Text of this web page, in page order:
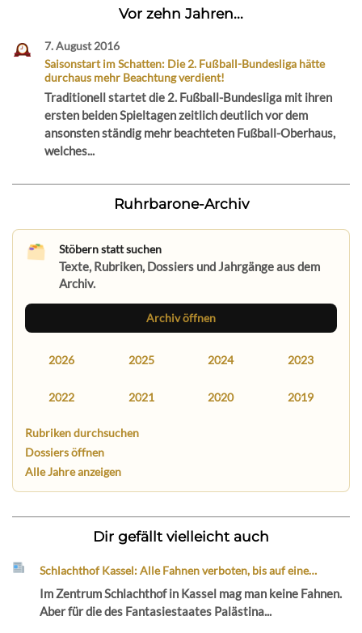
Vor zehn Jahren...
7. August 2016
Saisonstart im Schatten: Die 2. Fußball-Bundesliga hätte
durchaus mehr Beachtung verdient!
Traditionell startet die 2. Fußball-Bundesliga mit ihren
ersten beiden Spieltagen zeitlich deutlich vor dem
ansonsten ständig mehr beachteten Fußball-Oberhaus,
welches...
Ruhrbarone-Archiv
Stöbern statt suchen
Texte, Rubriken, Dossiers und Jahrgänge aus dem
Archiv.
Archiv öffnen
2026 2025 2024 2023
2022 2021 2020 2019
Rubriken durchsuchen
Dossiers öffnen
Alle Jahre anzeigen
Dir gefällt vielleicht auch
Schlachthof Kassel: Alle Fahnen verboten, bis auf eine…
Im Zentrum Schlachthof in Kassel mag man keine Fahnen.
Aber für die des Fantasiestaates Palästina...